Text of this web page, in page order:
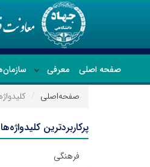
صفحه اصلی معرفی
صفحه‌اصلی
پرکاربردترین کلیدواژه‌ها
فرهنگی